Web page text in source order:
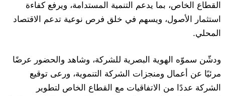
القطاع الخاص، بما يدعم التنمية المستدامة، ويرفع كفاءة
استثمار الأصول، ويسهم في خلق فرص نوعية تدعم الاقتصاد
المحلي.
ودشّن سموّه الهوية البصرية للشركة، وشاهد والحضور عرضًا
مرئيًا عن أعمال ومنجزات الشركة التنموية، ورعى توقيع
الشركة عددًا من الاتفاقيات مع القطاع الخاص لتطوير